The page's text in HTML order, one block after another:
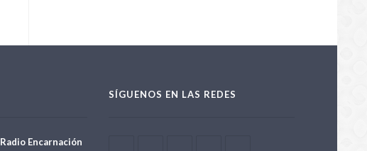
Radio Encarnación
SÍGUENOS EN LAS REDES